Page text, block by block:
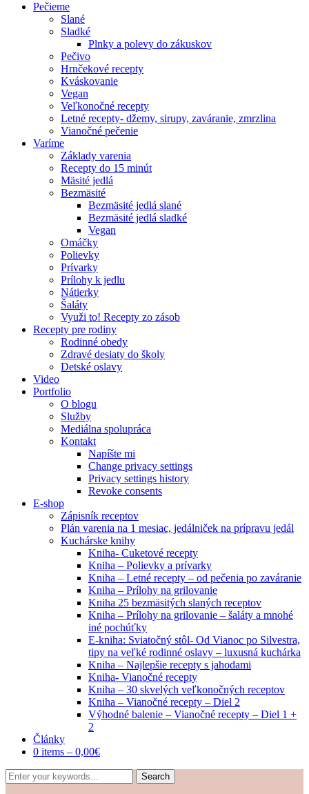
Pečieme
Slané
Sladké
Plnky a polevy do zákuskov
Pečivo
Hrnčekové recepty
Kváskovanie
Vegan
Veľkonočné recepty
Letné recepty- džemy, sirupy, zaváranie, zmrzlina
Vianočné pečenie
Varíme
Základy varenia
Recepty do 15 minút
Mäsité jedlá
Bezmäsité
Bezmäsité jedlá slané
Bezmäsité jedlá sladké
Vegan
Omáčky
Polievky
Prívarky
Prílohy k jedlu
Nátierky
Šaláty
Využi to! Recepty zo zásob
Recepty pre rodiny
Rodinné obedy
Zdravé desiaty do školy
Detské oslavy
Video
Portfolio
O blogu
Služby
Mediálna spolupráca
Kontakt
Napíšte mi
Change privacy settings
Privacy settings history
Revoke consents
E-shop
Zápisník receptov
Plán varenia na 1 mesiac, jedálniček na prípravu jedál
Kuchárske knihy
Kniha- Cuketové recepty
Kniha – Polievky a prívarky
Kniha – Letné recepty – od pečenia po zaváranie
Kniha – Prílohy na grilovanie
Kniha 25 bezmäsitých slaných receptov
Kniha – Prílohy na grilovanie – šaláty a mnohé
iné pochúťky
E-kniha: Sviatočný stôl- Od Vianoc po Silvestra,
tipy na veľké rodinné oslavy – luxusná kuchárka
Kniha – Najlepšie recepty s jahodami
Kniha- Vianočné recepty
Kniha – 30 skvelých veľkonočných receptov
Kniha – Vianočné recepty – Diel 2
Výhodné balenie – Vianočné recepty – Diel 1 +
2
Články
0 items – 0,00€